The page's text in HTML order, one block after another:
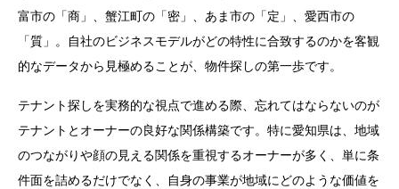
富市の「商」、蟹江町の「密」、あま市の「定」、愛西市の
「質」。自社のビジネスモデルがどの特性に合致するのかを客観
的なデータから見極めることが、物件探しの第一歩です。
テナント探しを実務的な視点で進める際、忘れてはならないのが
テナントとオーナーの良好な関係構築です。特に愛知県は、地域
のつながりや顔の見える関係を重視するオーナーが多く、単に条
件面を詰めるだけでなく、自身の事業が地域にどのような価値を